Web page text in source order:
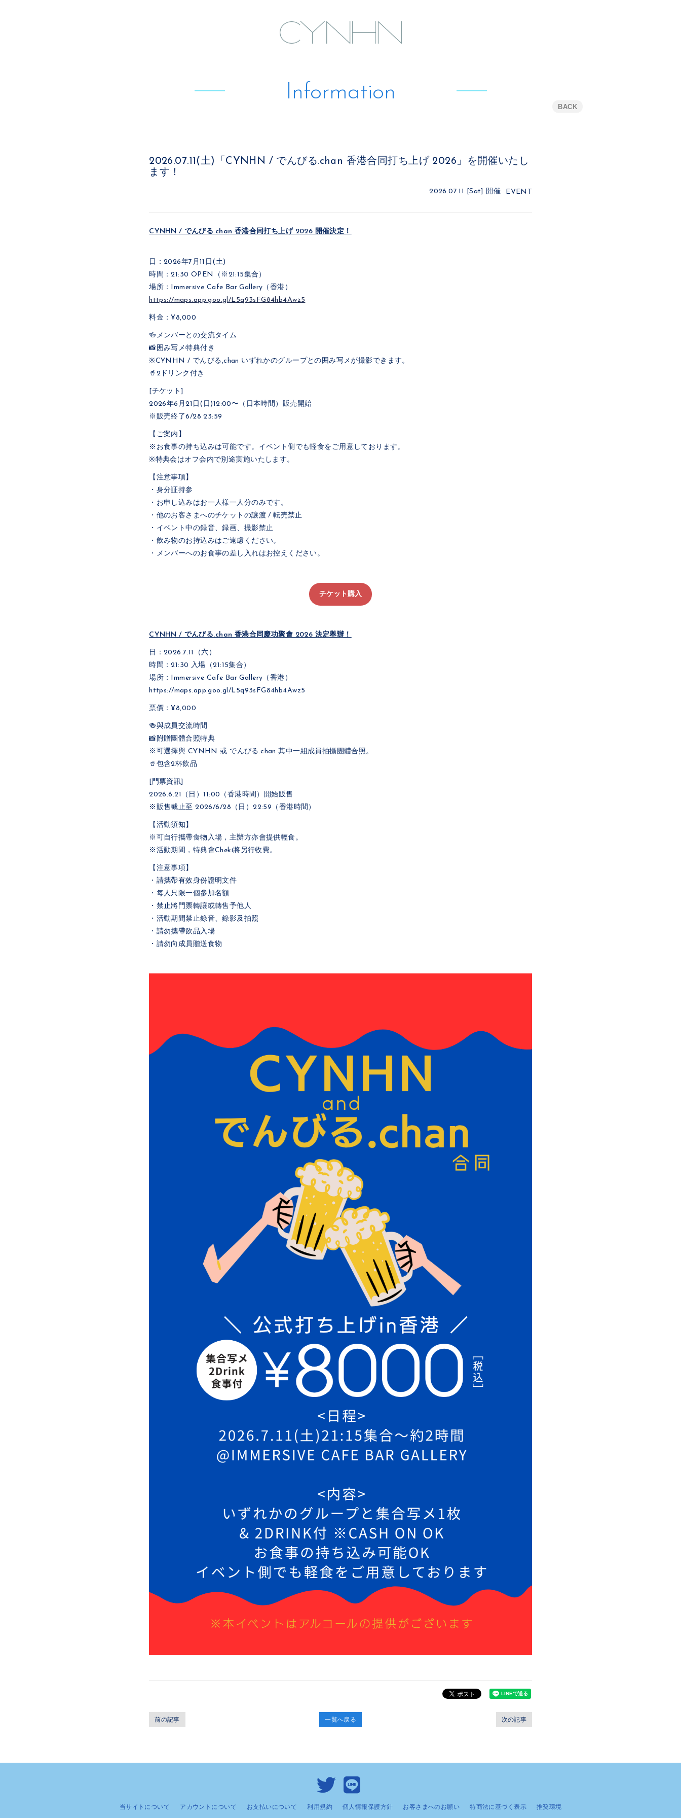
Information
BACK
2026.07.11(土)「CYNHN / でんびる.chan 香港合同打ち上げ 2026」を開催いたし
ます！
2026.07.11 [Sat] 開催 EVENT
CYNHN / でんびる.chan 香港合同打ち上げ 2026 開催決定！
日：2026年7月11日(土)
時間：21:30 OPEN（※21:15集合）
場所：Immersive Cafe Bar Gallery（香港）
https://maps.app.goo.gl/L5q93sFG84hb4Awz5
料金：¥8,000
🍻メンバーとの交流タイム
📸囲み写メ特典付き
※CYNHN / でんびる,chan いずれかのグループとの囲み写メが撮影できます。
🥤2ドリンク付き
[チケット]
2026年6月21日(日)12:00〜（日本時間）販売開始
※販売終了6/28 23:59
【ご案内】
※お食事の持ち込みは可能です。イベント側でも軽食をご用意しております。
※特典会はオフ会内で別途実施いたします。
【注意事項】
・身分証持参
・お申し込みはお一人様一人分のみです。
・他のお客さまへのチケットの譲渡 / 転売禁止
・イベント中の録音、録画、撮影禁止
・飲み物のお持込みはご遠慮ください。
・メンバーへのお食事の差し入れはお控えください。
チケット購入
CYNHN / でんびる.chan 香港合同慶功聚會 2026 決定舉辦！
日：2026.7.11（六）
時間：21:30 入場（21:15集合）
場所：Immersive Cafe Bar Gallery（香港）
https://maps.app.goo.gl/L5q93sFG84hb4Awz5
票價：¥8,000
🍻與成員交流時間
📸附贈團體合照特典
※可選擇與 CYNHN 或 でんびる.chan 其中一組成員拍攝團體合照。
🥤包含2杯飲品
[門票資訊]
2026.6.21（日）11:00（香港時間）開始販售
※販售截止至 2026/6/28（日）22:59（香港時間）
【活動須知】
※可自行攜帶食物入場，主辦方亦會提供輕食。
※活動期間，特典會Cheki將另行收費。
【注意事項】
・請攜帶有效身份證明文件
・每人只限一個參加名額
・禁止將門票轉讓或轉售予他人
・活動期間禁止錄音、錄影及拍照
・請勿攜帶飲品入場
・請勿向成員贈送食物
次の記事
一覧へ戻る
前の記事
当サイトについて アカウントについて お支払いについて 利用規約 個人情報保護方針 お客さまへのお願い 特商法に基づく表示 推奨環境